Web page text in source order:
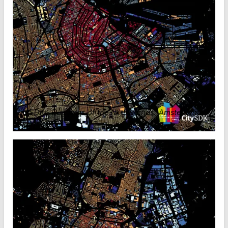
CitySDK - Buildings of the Netherlands: Amsterdam.
Waag